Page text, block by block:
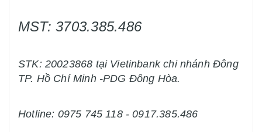
MST: 3703.385.486
STK: 20023868 tại Vietinbank chi nhánh Đông
TP. Hồ Chí Minh -PDG Đông Hòa.
Hotline: 0975 745 118 - 0917.385.486